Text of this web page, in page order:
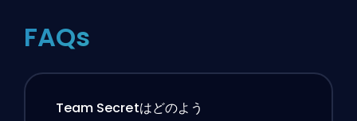
FAQs
Team Secretはどのよう